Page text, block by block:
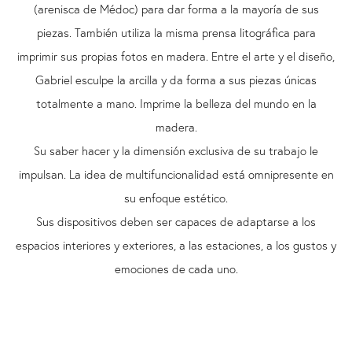
(arenisca de Médoc) para dar forma a la mayoría de sus
piezas. También utiliza la misma prensa litográfica para
imprimir sus propias fotos en madera. Entre el arte y el diseño,
Gabriel esculpe la arcilla y da forma a sus piezas únicas
totalmente a mano. Imprime la belleza del mundo en la
madera.
Su saber hacer y la dimensión exclusiva de su trabajo le
impulsan. La idea de multifuncionalidad está omnipresente en
su enfoque estético.
Sus dispositivos deben ser capaces de adaptarse a los
espacios interiores y exteriores, a las estaciones, a los gustos y
emociones de cada uno.